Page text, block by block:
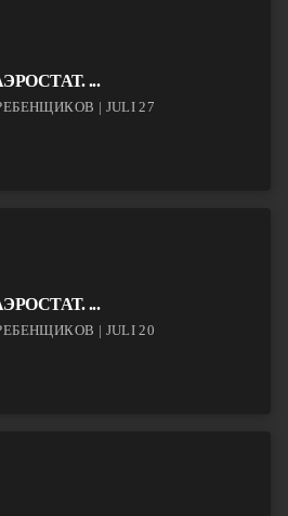
...
| JULI 27
...
| JULI 20